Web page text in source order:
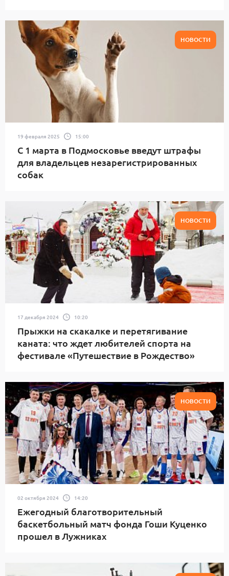
НОВОСТИ
19 февраля 2025 15:00
С 1 марта в Подмосковье введут штрафы
для владельцев незарегистрированных
собак
НОВОСТИ
17 декабря 2024 10:20
Прыжки на скакалке и перетягивание
каната: что ждет любителей спорта на
фестивале «Путешествие в Рождество»
НОВОСТИ
02 октября 2024 14:20
Ежегодный благотворительный
баскетбольный матч фонда Гоши Куценко
прошел в Лужниках